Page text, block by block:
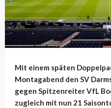
Mit einem späten
Montagabend den SV
gegen Spitzenreiter VfL
zugleich mit nun 21